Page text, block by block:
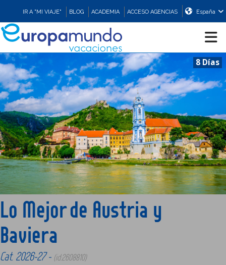
IR A "MI VIAJE" BLOG ACADEMIA ACCESO AGENCIAS España
CRUCEROS
EUROPA
ASIA
ORIENTE
PROMOCIONES
8 Días
Lo Mejor de Austria y
Baviera
Cat. 2026-27 - (id:2608810)